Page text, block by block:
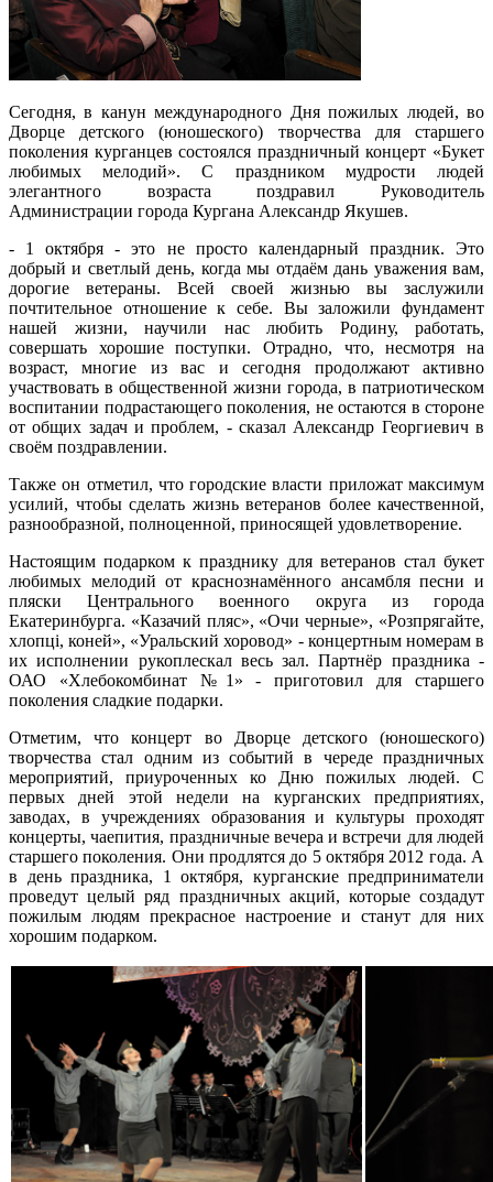
Сегодня, в канун международного Дня пожилых людей, во
Дворце детского (юношеского) творчества для старшего
поколения курганцев состоялся праздничный концерт «Букет
любимых мелодий». С праздником мудрости людей
элегантного возраста поздравил Руководитель
Администрации города Кургана Александр Якушев.
- 1 октября - это не просто календарный праздник. Это
добрый и светлый день, когда мы отдаём дань уважения вам,
дорогие ветераны. Всей своей жизнью вы заслужили
почтительное отношение к себе. Вы заложили фундамент
нашей жизни, научили нас любить Родину, работать,
совершать хорошие поступки. Отрадно, что, несмотря на
возраст, многие из вас и сегодня продолжают активно
участвовать в общественной жизни города, в патриотическом
воспитании подрастающего поколения, не остаются в стороне
от общих задач и проблем, - сказал Александр Георгиевич в
своём поздравлении.
Также он отметил, что городские власти приложат максимум
усилий, чтобы сделать жизнь ветеранов более качественной,
разнообразной, полноценной, приносящей удовлетворение.
Настоящим подарком к празднику для ветеранов стал букет
любимых мелодий от краснознамённого ансамбля песни и
пляски Центрального военного округа из города
Екатеринбурга. «Казачий пляс», «Очи черные», «Розпрягайте,
хлопцi, коней», «Уральский хоровод» - концертным номерам в
их исполнении рукоплескал весь зал. Партнёр праздника -
ОАО «Хлебокомбинат №1» - приготовил для старшего
поколения сладкие подарки.
Отметим, что концерт во Дворце детского (юношеского)
творчества стал одним из событий в череде праздничных
мероприятий, приуроченных ко Дню пожилых людей. С
первых дней этой недели на курганских предприятиях,
заводах, в учреждениях образования и культуры проходят
концерты, чаепития, праздничные вечера и встречи для людей
старшего поколения. Они продлятся до 5 октября 2012 года. А
в день праздника, 1 октября, курганские предприниматели
проведут целый ряд праздничных акций, которые создадут
пожилым людям прекрасное настроение и станут для них
хорошим подарком.